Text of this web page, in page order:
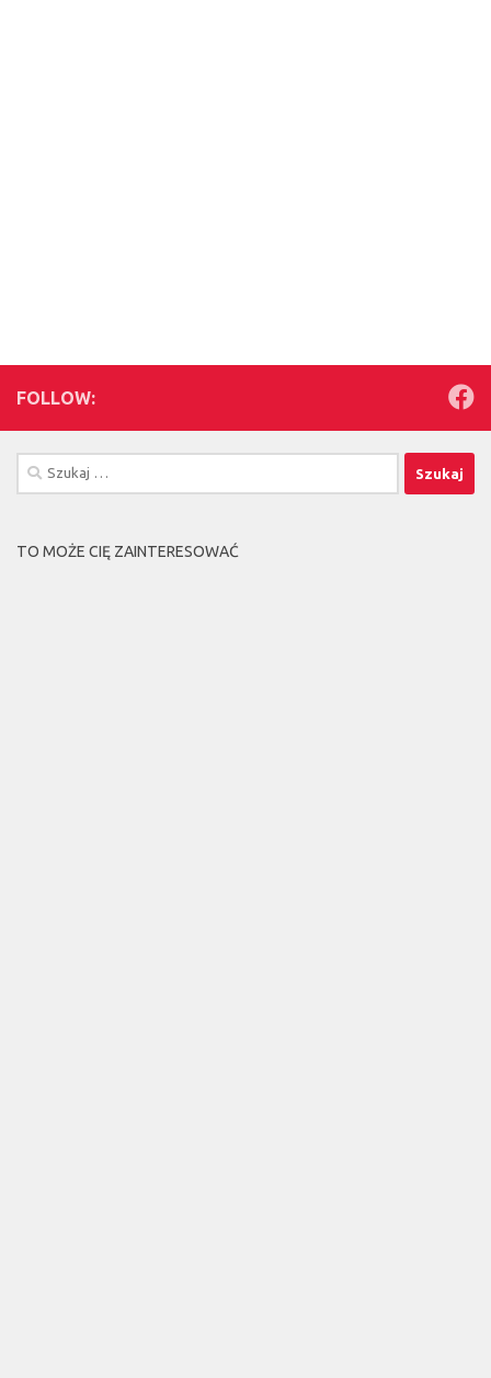
FOLLOW:
Szukaj:
TO MOŻE CIĘ ZAINTERESOWAĆ